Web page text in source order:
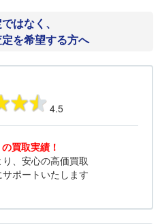
はなく、
を希望する方へ
4.5
買取実績！
、安心の高価買取
ポートいたします